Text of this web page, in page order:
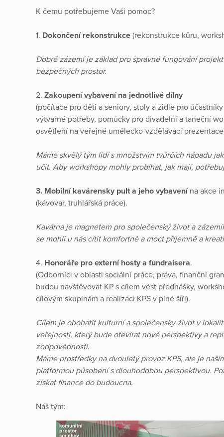
K čemu potřebujeme Vaši pomoc?
1. Dokončení rekonstrukce (rekonstrukce kůru,
Dobré zázemí je základ pro správné fungování
bezpečných prostor.
2. Zakoupení vybavení na jednotlivé dílny
(počítače pro děti a seniory, stoly a židle pro
výtvarné potřeby, pomůcky pro divadelní a taneční
osvětlení na veřejné umělecko-vzdělávací
Máme skvělý tým lidí s množstvím tvůrčích nápadu
učit. Aby workshopy mohly probíhat, jak mají,
3. Mobilní kavárensky pult a jeho vybavení na akce
(kávovar, truhlářská práce).
Kavárna je magnetem pro společenský život a
se mohli u nás cítit komfortně a moct příjemně a
4. Honoráře pro externí hosty a fundraisera.
(Odborníci v oblasti sociální práce, práva, finanční
budou navštěvovat KP s cílem vést přednášky,
cílovým skupinám a realizaci KPS v plné šíři).
Cílem je obohatit kulturní a společensky život v
veřejnosti, který bude otevírat nové perspektivy a
zodpovědnosti.
Máme prostředky na dvouletý provoz KPS, ale je
platformou působení s dlouhodobou perspektivou.
získat finance do budoucna.
Náš tým: